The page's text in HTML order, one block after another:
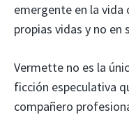
emergente en la vida
propias vidas y no en
Vermette no es la
ficción especulativa
compañero